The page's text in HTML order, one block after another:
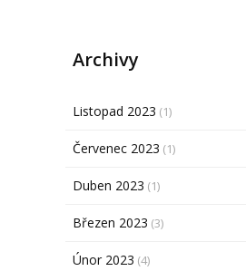
Archivy
Listopad 2023 (1)
Červenec 2023 (1)
Duben 2023 (1)
Březen 2023 (3)
Únor 2023 (4)